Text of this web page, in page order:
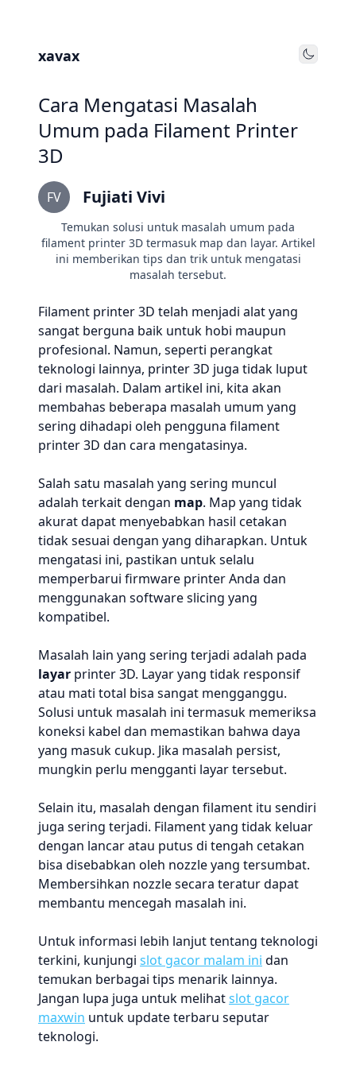
xavax Toggle
Cara Mengatasi Masalah
Umum pada Filament Printer
3D
FV Fujiati Vivi
Temukan solusi untuk masalah umum pada
filament printer 3D termasuk map dan layar. Artikel
ini memberikan tips dan trik untuk mengatasi
masalah tersebut.
Filament printer 3D telah menjadi alat yang
sangat berguna baik untuk hobi maupun
profesional. Namun, seperti perangkat
teknologi lainnya, printer 3D juga tidak luput
dari masalah. Dalam artikel ini, kita akan
membahas beberapa masalah umum yang
sering dihadapi oleh pengguna filament
printer 3D dan cara mengatasinya.
Salah satu masalah yang sering muncul
adalah terkait dengan map. Map yang tidak
akurat dapat menyebabkan hasil cetakan
tidak sesuai dengan yang diharapkan. Untuk
mengatasi ini, pastikan untuk selalu
memperbarui firmware printer Anda dan
menggunakan software slicing yang
kompatibel.
Masalah lain yang sering terjadi adalah pada
layar printer 3D. Layar yang tidak responsif
atau mati total bisa sangat mengganggu.
Solusi untuk masalah ini termasuk memeriksa
koneksi kabel dan memastikan bahwa daya
yang masuk cukup. Jika masalah persist,
mungkin perlu mengganti layar tersebut.
Selain itu, masalah dengan filament itu sendiri
juga sering terjadi. Filament yang tidak keluar
dengan lancar atau putus di tengah cetakan
bisa disebabkan oleh nozzle yang tersumbat.
Membersihkan nozzle secara teratur dapat
membantu mencegah masalah ini.
Untuk informasi lebih lanjut tentang teknologi
terkini, kunjungi slot gacor malam ini dan
temukan berbagai tips menarik lainnya.
Jangan lupa juga untuk melihatslot gacor
maxwin untuk update terbaru seputar
teknologi.